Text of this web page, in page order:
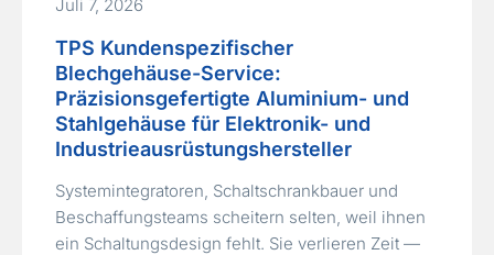
Juli 7, 2026
TPS Kundenspezifischer
Blechgehäuse-Service:
Präzisionsgefertigte Aluminium- und
Stahlgehäuse für Elektronik- und
Industrieausrüstungshersteller
Systemintegratoren, Schaltschrankbauer und
Beschaffungsteams scheitern selten, weil ihnen
ein Schaltungsdesign fehlt. Sie verlieren Zeit —